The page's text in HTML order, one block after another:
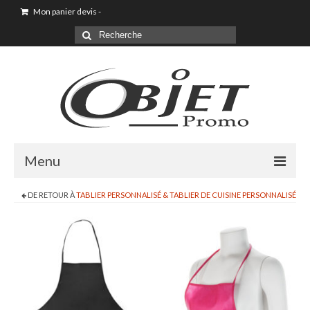
Mon panier devis -
Menu
Goodies & Objet Publicitaire
T-shirt Personnalisé
Goodies été loisirs vacances
Maison & Cuisine
DE RETOUR ÀTABLIER PERSONNALISÉ & TABLIER DE CUISINE PERSONNALISÉ